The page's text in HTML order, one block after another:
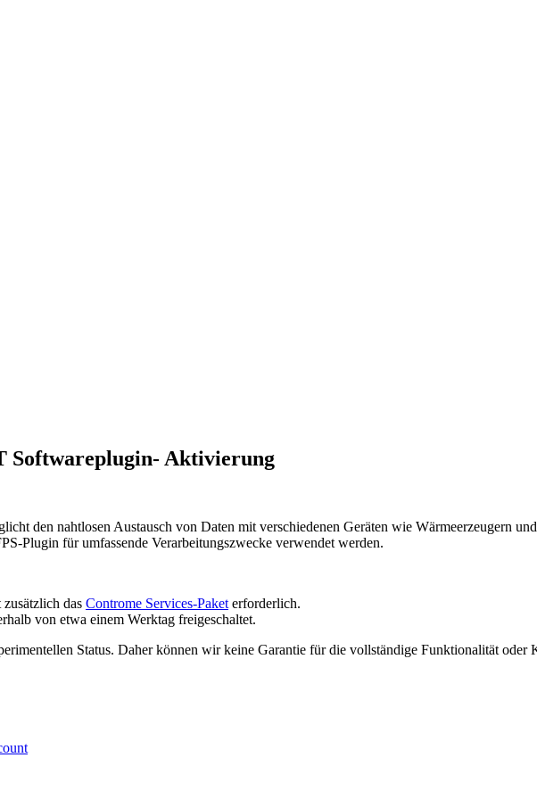
Softwareplugin- Aktivierung
den nahtlosen Austausch von Daten mit verschiedenen Geräten wie Wärmeerzeugern
Plugin für umfassende Verarbeitungszwecke verwendet werden.
das Controme Services-Paket erforderlich.
von etwa einem Werktag freigeschaltet.
Status. Daher können wir keine Garantie für die vollständige Funktionalität